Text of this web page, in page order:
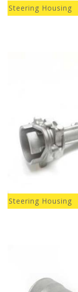
Steering Housing
Steering Housing